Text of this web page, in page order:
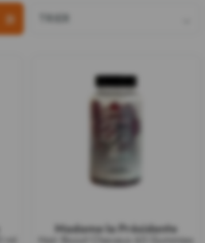
Madame la Présidente
Hair Boost Cheveux 60 Gummies